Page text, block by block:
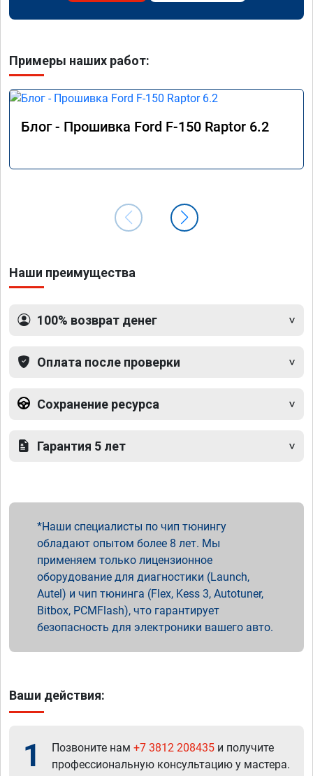
Примеры наших работ:
Блог - Прошивка Ford F-150 Raptor 6.2
Наши преимущества
100% возврат денег
Оплата после проверки
Сохранение ресурса
Гарантия 5 лет
Наши специалисты по чип тюнингу
обладают опытом более 8 лет. Мы
применяем только лицензионное
оборудование для диагностики (Launch,
Autel) и чип тюнинга (Flex, Kess 3, Autotuner,
Bitbox, PCMFlash), что гарантирует
безопасность для электроники вашего авто.
Ваши действия:
1 Позвоните нам +7 3812 208435 и получите
профессиональную консультацию у мастера.